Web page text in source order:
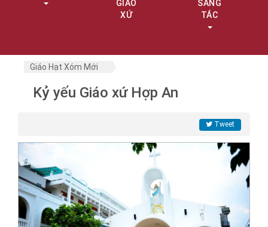
GIÁO
XỨ
SÁNG
TÁC
Giáo Hạt Xóm Mới
Kỷ yếu Giáo xứ Hợp An
Tweet